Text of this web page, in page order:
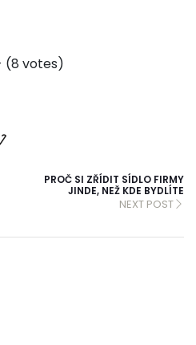
(8 votes)
PROČ SI ZŘÍDIT SÍDLO FIRMY
JINDE, NEŽ KDE BYDLÍTE
NEXT POST